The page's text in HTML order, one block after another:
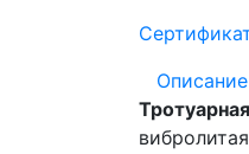
Описание